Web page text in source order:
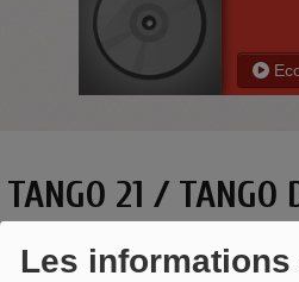
Les informations
TANGO 21 / TANGO
BLANC